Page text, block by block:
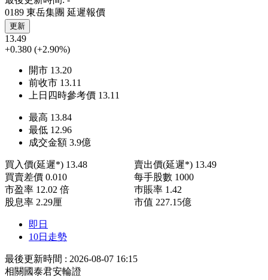
0189 東岳集團 延遲報價
更新
13.49
+0.380 (+2.90%)
開市 13.20
前收市 13.11
上日四時參考價 13.11
最高 13.84
最低 12.96
成交金額 3.9億
買入價(延遲*) 13.48 賣出價(延遲*) 13.49
買賣差價 0.010 每手股數 1000
市盈率 12.02 倍 巿賬率 1.42
股息率 2.29厘 市值 227.15億
即日
10日走勢
最後更新時間 : 2026-08-07 16:15
相關國泰君安輪證